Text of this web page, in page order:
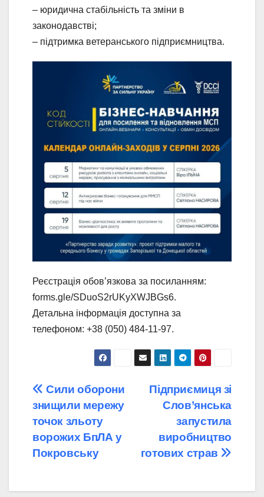
– юридична стабільність та зміни в
законодавстві;
– підтримка ветеранського підприємництва.
Реєстрація обов’язкова за посиланням:
forms.gle/SDuoS2rUKyXWJBGs6.
Детальна інформація доступна за
телефоном: +38 (050) 484-11-97.
Навігація
записів
Підприємиця зі
Слов’янська
запустила
виробництво
готових страв
Сили оборони
знищили мережу
точок зльоту
ворожих БпЛА у
Покровську